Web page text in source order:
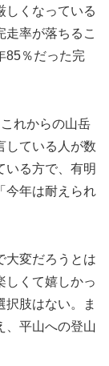
しくなっている
走率が落ちるこ
85％だった完
れからの山岳
している人が数
いる方で、有明
今年は耐えられ
大変だろうとは
しくて嬉しかっ
択肢はない。ま
、平山への登山